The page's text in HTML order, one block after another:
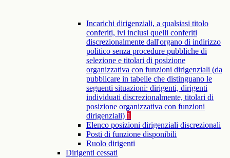
Incarichi dirigenziali, a qualsiasi titolo
conferiti, ivi inclusi quelli conferiti
discrezionalmente dall'organo di indirizzo
politico senza procedure pubbliche di
selezione e titolari di posizione
organizzativa con funzioni dirigenziali (da
pubblicare in tabelle che distinguano le
seguenti situazioni: dirigenti, dirigenti
individuati discrezionalmente, titolari di
posizione organizzativa con funzioni
dirigenziali) 1
Elenco posizioni dirigenziali discrezionali
Posti di funzione disponibili
Ruolo dirigenti
Dirigenti cessati